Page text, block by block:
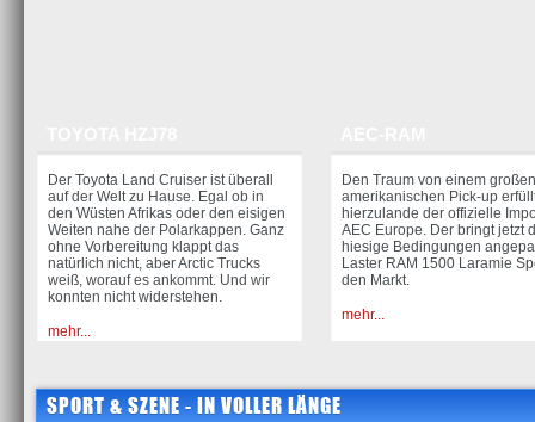
Der Toyota Land Cruiser ist überall
auf der Welt zu Hause. Egal ob in
den Wüsten Afrikas oder den eisigen
Weiten nahe der Polarkappen. Ganz
ohne Vorbereitung klappt das
natürlich nicht, aber Arctic Trucks
weiß, worauf es ankommt. Und wir
konnten nicht widerstehen.
mehr...
Den Traum von einem großen
amerikanischen Pick-up
hierzulande der offizielle
AEC Europe. Der bringt jetzt
hiesige Bedingungen
Laster RAM 1500 Laramie
den Markt.
mehr...
SPORT & SZENE - IN VOLLER LÄNGE